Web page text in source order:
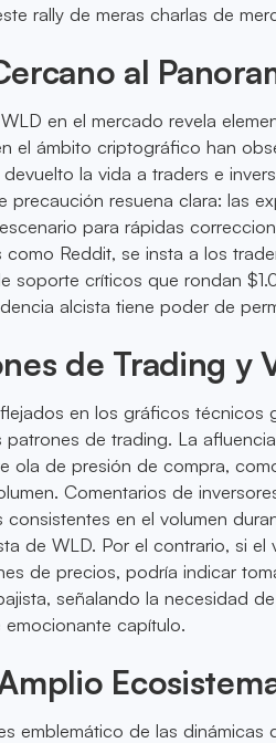
rally de meras charlas de
al
en el mercado revela
el ámbito criptográfico han
la vida a traders e
precaución resuena clara: las
para rápidas
Reddit, se insta a los
soporte críticos que rondan
alcista tiene poder de
de Trading y
en los gráficos técnicos
de trading. La
ola de presión de compra,
Comentarios de
en el volumen
de WLD. Por el contrario, si el
de precios, podría indicar
señalando la necesidad
capítulo.
emblemático de las dinámicas